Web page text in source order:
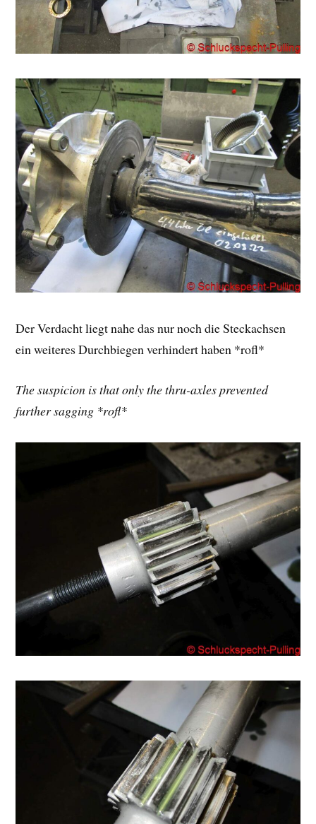
Der Verdacht liegt nahe das nur noch die Steckachsen
ein weiteres Durchbiegen verhindert haben *rofl*
The suspicion is that only the thru-axles prevented
further sagging *rofl*